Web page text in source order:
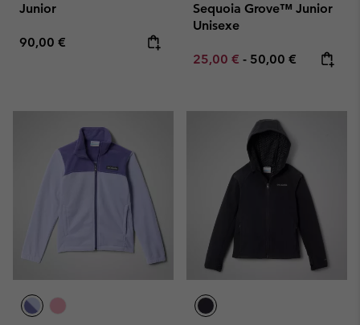
Junior
Regular price:
90,00 €
Sequoia Grove™ Junior
Unisexe
Minimum sale price:
25,00 € - Maximum price:
50,00 €